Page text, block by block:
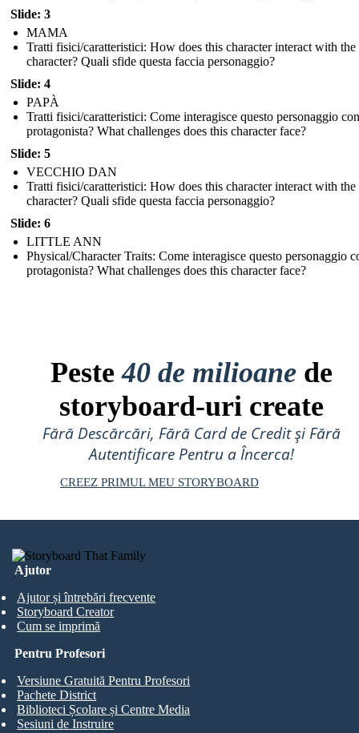
Slide: 3
MAMA
Tratti fisici/caratteristici: How does this character interact with the
character? Quali sfide questa faccia personaggio?
Slide: 4
PAPÀ
Tratti fisici/caratteristici: Come interagisce questo personaggio
protagonista? What challenges does this character face?
Slide: 5
VECCHIO DAN
Tratti fisici/caratteristici: How does this character interact with the
character? Quali sfide questa faccia personaggio?
Slide: 6
LITTLE ANN
Physical/Character Traits: Come interagisce questo personaggio
protagonista? What challenges does this character face?
Peste40 de milioane de
storyboard-uri create
Fără Descărcări, Fără Card de Credit și Fără
Autentificare Pentru a Încerca!
CREEZ PRIMUL MEU STORYBOARD
Ajutor
Ajutor și întrebări frecvente
Storyboard Creator
Cum se imprimă
Pentru Profesori
Versiune Gratuită Pentru Profesori
Pachete District
Biblioteci Școlare și Centre Media
Sesiuni de Instruire